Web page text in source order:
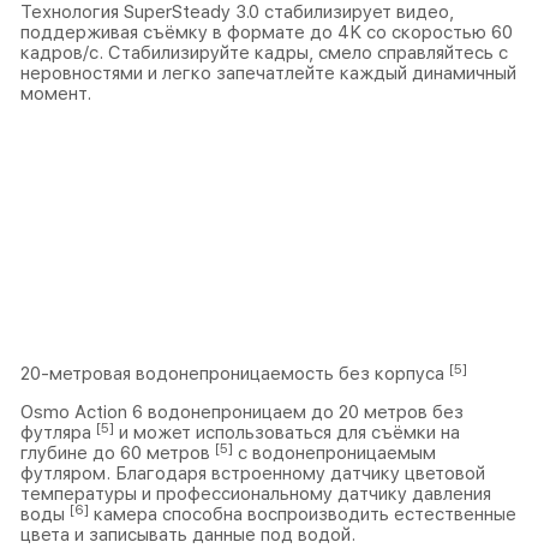
Технология SuperSteady 3.0 стабилизирует видео,
поддерживая съёмку в формате до 4K со скоростью 60
кадров/с. Стабилизируйте кадры, смело справляйтесь с
неровностями и легко запечатлейте каждый динамичный
момент.
20-метровая водонепроницаемость без корпуса [5]
Osmo Action 6 водонепроницаем до 20 метров без
футляра [5] и может использоваться для съёмки на
глубине до 60 метров [5] с водонепроницаемым
футляром. Благодаря встроенному датчику цветовой
температуры и профессиональному датчику давления
воды [6] камера способна воспроизводить естественные
цвета и записывать данные под водой.